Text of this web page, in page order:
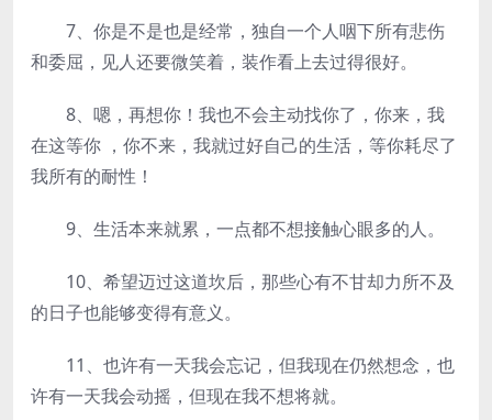
7、你是不是也是经常，独自一个人咽下所有悲伤
和委屈，见人还要微笑着，装作看上去过得很好。
8、嗯，再想你！我也不会主动找你了，你来，我
在这等你 ，你不来，我就过好自己的生活，等你耗尽了
我所有的耐性！
9、生活本来就累，一点都不想接触心眼多的人。
10、希望迈过这道坎后，那些心有不甘却力所不及
的日子也能够变得有意义。
11、也许有一天我会忘记，但我现在仍然想念，也
许有一天我会动摇，但现在我不想将就。